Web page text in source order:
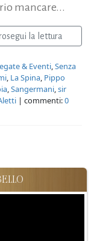
mancare...
la lettura
& Eventi,Senza
, La Spina, Pippo
,Sangermani,sir
| commenti:0